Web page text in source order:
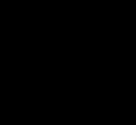
футболок порадовало, цвет
на сайте, полный контроль над
оригинальный подарок!